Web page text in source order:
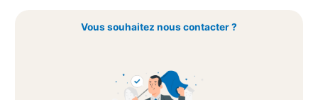
Vous souhaitez nous contacter ?